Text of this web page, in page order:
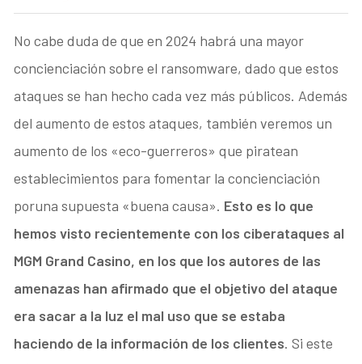
No cabe duda de que en 2024 habrá una mayor
concienciación sobre el ransomware, dado que estos
ataques se han hecho cada vez más públicos. Además
del aumento de estos ataques, también veremos un
aumento de los «eco-guerreros» que piratean
establecimientos para fomentar la concienciación
poruna supuesta «buena causa». Esto es lo que
hemos visto recientemente con los ciberataques al
MGM Grand Casino, en los que los autores de las
amenazas han afirmado que el objetivo del ataque
era sacar a la luz el mal uso que se estaba
haciendo de la información de los clientes. Si este